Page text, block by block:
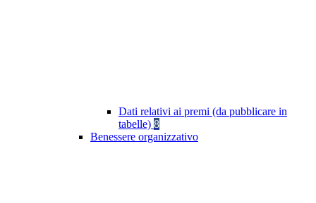
Dati relativi ai premi (da pubblicare in
tabelle) 8
Benessere organizzativo